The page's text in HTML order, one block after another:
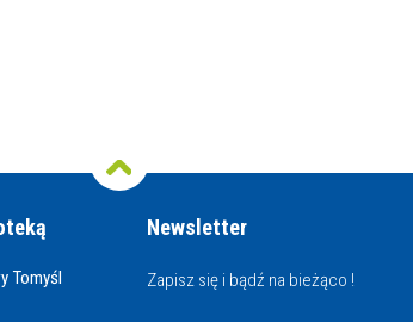
Tomyśl
Newsletter
Zapisz się i bądź na bieżąco !